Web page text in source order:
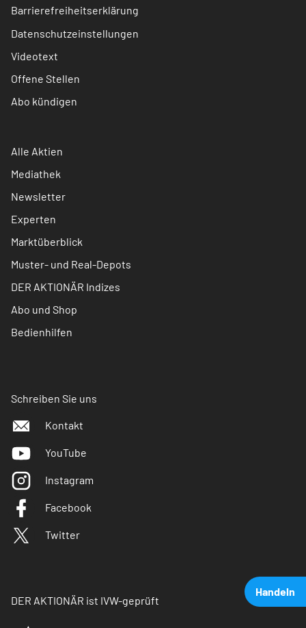
Handeln
Barrierefreiheitserklärung
Datenschutzeinstellungen
Videotext
Offene Stellen
Abo kündigen
Alle Aktien
Mediathek
Newsletter
Experten
Marktüberblick
Muster- und Real-Depots
DER AKTIONÄR Indizes
Abo und Shop
Bedienhilfen
Schreiben Sie uns
Kontakt
YouTube
Instagram
Facebook
Twitter
DER AKTIONÄR ist IVW-geprüft